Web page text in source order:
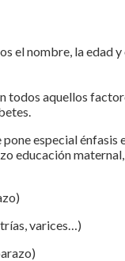
el nombre, la
todos aquellos
especial
educación
varices…)